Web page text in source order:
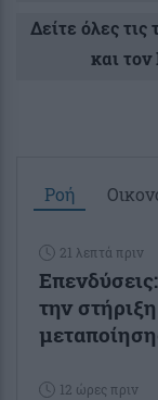
Δείτε όλες τις
και
Ροή
21 λεπτά πριν
την
12 ώρες πριν